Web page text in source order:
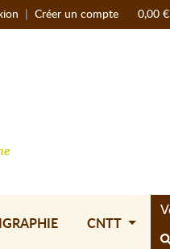
Créer un compte 0,00 €
CNTT